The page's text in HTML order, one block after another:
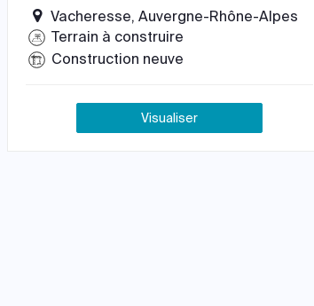
Vacheresse, Auvergne-Rhône-Alpes
Terrain à construire
Construction neuve
Visualiser